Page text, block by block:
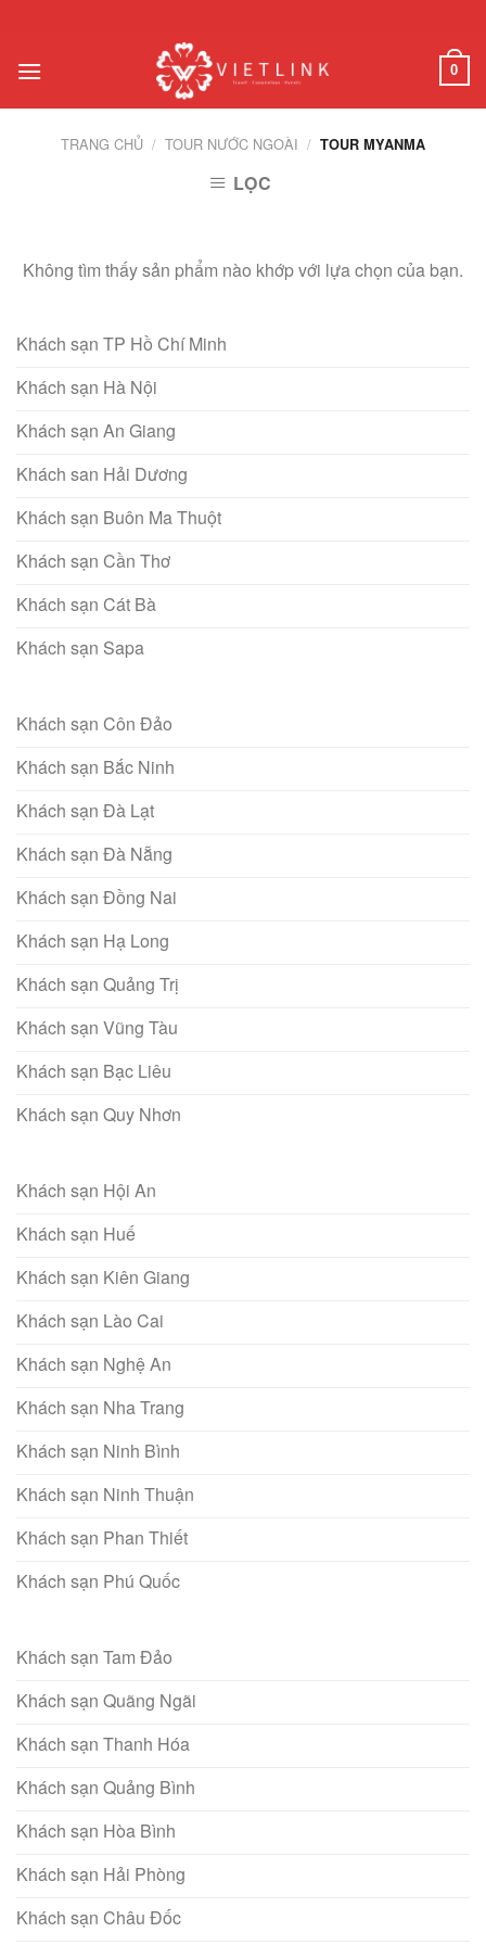
nội
0
TRANG CHỦ / TOUR NƯỚC NGOÀI / TOUR MYANMA
LỌC
Không tìm thấy sản phẩm nào khớp với lựa chọn của bạn.
Khách sạn TP Hồ Chí Minh
Khách sạn Hà Nội
Khách sạn An Giang
Khách san Hải Dương
Khách sạn Buôn Ma Thuột
Khách sạn Cần Thơ
Khách sạn Cát Bà
Khách sạn Sapa
Khách sạn Côn Đảo
Khách sạn Bắc Ninh
Khách sạn Đà Lạt
Khách sạn Đà Nẵng
Khách sạn Đồng Nai
Khách sạn Hạ Long
Khách sạn Quảng Trị
Khách sạn Vũng Tàu
Khách sạn Bạc Liêu
Khách sạn Quy Nhơn
Khách sạn Hội An
Khách sạn Huế
Khách sạn Kiên Giang
Khách sạn Lào Cai
Khách sạn Nghệ An
Khách sạn Nha Trang
Khách sạn Ninh Bình
Khách sạn Ninh Thuận
Khách sạn Phan Thiết
Khách sạn Phú Quốc
Khách sạn Tam Đảo
Khách sạn Quãng Ngãi
Khách sạn Thanh Hóa
Khách sạn Quảng Bình
Khách sạn Hòa Bình
Khách sạn Hải Phòng
Khách sạn Châu Đốc